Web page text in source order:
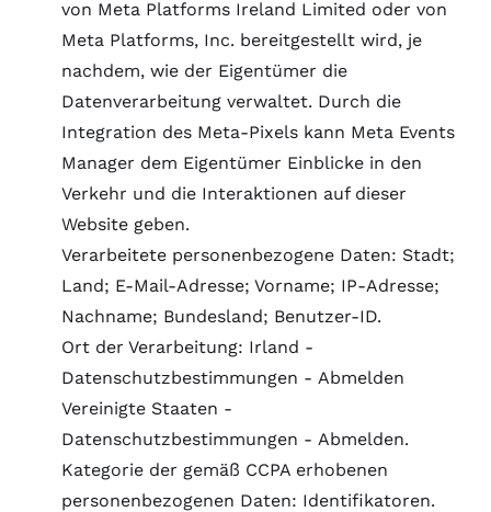
von Meta Platforms Ireland Limited oder von
Meta Platforms, Inc. bereitgestellt wird, je
nachdem, wie der Eigentümer die
Datenverarbeitung verwaltet. Durch die
Integration des Meta-Pixels kann Meta Events
Manager dem Eigentümer Einblicke in den
Verkehr und die Interaktionen auf dieser
Website geben.
Verarbeitete personenbezogene Daten: Stadt;
Land; E-Mail-Adresse; Vorname; IP-Adresse;
Nachname; Bundesland; Benutzer-ID.
Ort der Verarbeitung: Irland -
Datenschutzbestimmungen - Abmelden
Vereinigte Staaten -
Datenschutzbestimmungen - Abmelden.
Kategorie der gemäß CCPA erhobenen
personenbezogenen Daten: Identifikatoren.